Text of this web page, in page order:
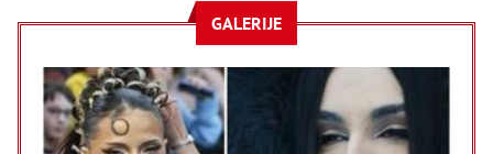
GALERIJE